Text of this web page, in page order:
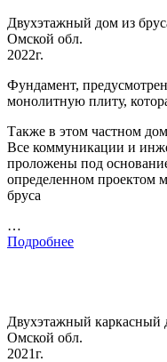
Двухэтажный дом из
Омской обл.
2022г.
Фундамент,
монолитную плиту,
Также в этом частном
Все коммуникации и
проложены под
определенном проектом
бруса
…
Подробнее
Двухэтажный каркасный
Омской обл.
2021г.